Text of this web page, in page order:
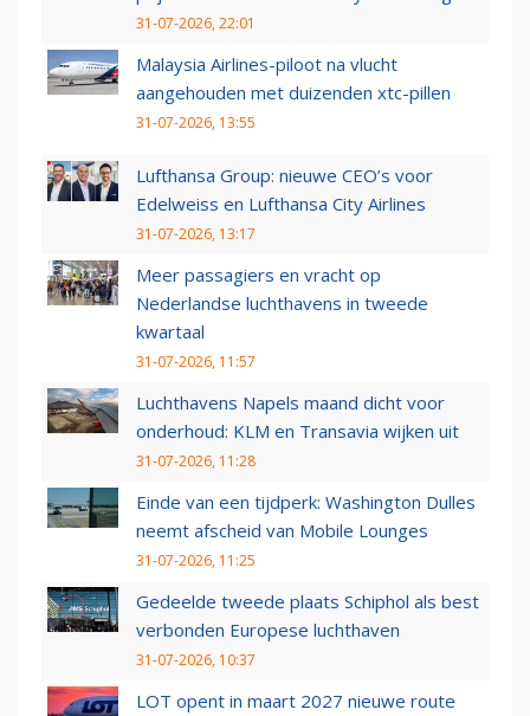
31-07-2026, 22:01
Malaysia Airlines-piloot na vlucht
aangehouden met duizenden xtc-pillen
31-07-2026, 13:55
Lufthansa Group: nieuwe CEO’s voor
Edelweiss en Lufthansa City Airlines
31-07-2026, 13:17
Meer passagiers en vracht op
Nederlandse luchthavens in tweede
kwartaal
31-07-2026, 11:57
Luchthavens Napels maand dicht voor
onderhoud: KLM en Transavia wijken uit
31-07-2026, 11:28
Einde van een tijdperk: Washington Dulles
neemt afscheid van Mobile Lounges
31-07-2026, 11:25
Gedeelde tweede plaats Schiphol als best
verbonden Europese luchthaven
31-07-2026, 10:37
LOT opent in maart 2027 nieuwe route